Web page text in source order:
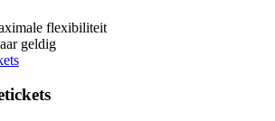
flexibiliteit
geldig